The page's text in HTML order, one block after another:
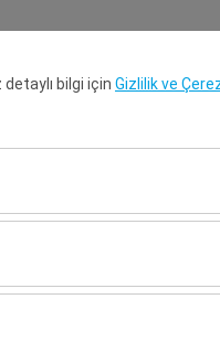
bilgi için Gizlilik ve
ve temel işlevler için
edilen sayfalar, kullanıcı
deneyimini sürekli